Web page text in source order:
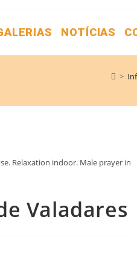
NOTÍCIAS
>
Relaxation indoor. Male prayer in
Valadares